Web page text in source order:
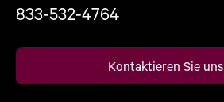
833-532-4764
Kontaktieren Sie uns